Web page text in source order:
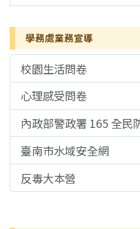
學務處業務宣導
校園生活問卷
心理感受問卷
內政部警政署 165 全民
臺南市水域安全網
反毒大本營